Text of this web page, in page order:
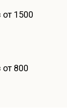
от 1500
от 800